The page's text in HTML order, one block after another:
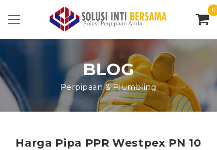
0
BLOG
Perpipaan & Plumbling
Harga Pipa PPR Westpex PN 10